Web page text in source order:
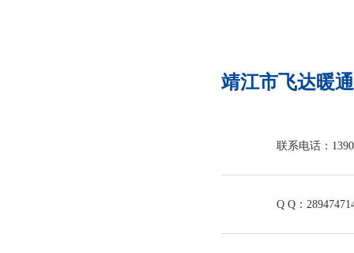
靖江市飞达暖
联系电话：
Q Q：